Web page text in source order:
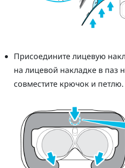
Присоедините лицевую
на лицевой накладке в паз
совместите крючок и петлю.